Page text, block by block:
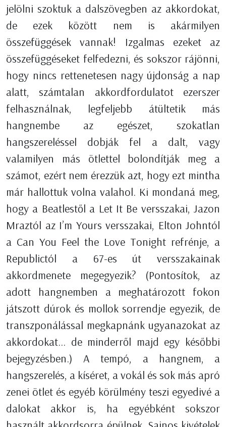
jelölni szoktuk a dalszövegben az akkordokat,
de ezek között nem is akármilyen
összefüggések vannak! Izgalmas ezeket az
összefüggéseket felfedezni, és sokszor rájönni,
hogy nincs rettenetesen nagy újdonság a nap
alatt, számtalan akkordfordulatot ezerszer
felhasználnak, legfeljebb átültetik más
hangnembe az egészet, szokatlan
hangszereléssel dobják fel a dalt, vagy
valamilyen más ötlettel bolondítják meg a
számot, ezért nem érezzük azt, hogy ezt mintha
már hallottuk volna valahol. Ki mondaná meg,
hogy a Beatlestől a Let It Be versszakai, Jazon
Mraztól az I’m Yours versszakai, Elton Johntól
a Can You Feel the Love Tonight refrénje, a
Republictól a 67-es út versszakainak
akkordmenete megegyezik? (Pontosítok, az
adott hangnemben a meghatározott fokon
játszott dúrok és mollok sorrendje egyezik, de
transzponálással megkapnánk ugyanazokat az
akkordokat… de minderről majd egy későbbi
bejegyzésben.) A tempó, a hangnem, a
hangszerelés, a kíséret, a vokál és sok más apró
zenei ötlet és egyéb körülmény teszi egyedivé a
dalokat akkor is, ha egyébként sokszor